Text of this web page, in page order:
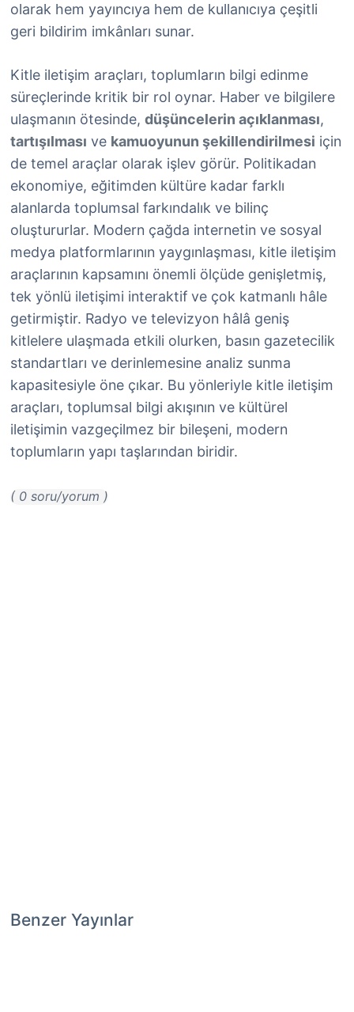
olarak hem yayıncıya hem de kullanıcıya çeşitli
geri bildirim imkânları sunar.
Kitle iletişim araçları, toplumların bilgi edinme
süreçlerinde kritik bir rol oynar. Haber ve bilgilere
ulaşmanın ötesinde, düşüncelerin açıklanması,
tartışılması ve kamuoyunun şekillendirilmesi için
de temel araçlar olarak işlev görür. Politikadan
ekonomiye, eğitimden kültüre kadar farklı
alanlarda toplumsal farkındalık ve bilinç
oluştururlar. Modern çağda internetin ve sosyal
medya platformlarının yaygınlaşması, kitle iletişim
araçlarının kapsamını önemli ölçüde genişletmiş,
tek yönlü iletişimi interaktif ve çok katmanlı hâle
getirmiştir. Radyo ve televizyon hâlâ geniş
kitlelere ulaşmada etkili olurken, basın gazetecilik
standartları ve derinlemesine analiz sunma
kapasitesiyle öne çıkar. Bu yönleriyle kitle iletişim
araçları, toplumsal bilgi akışının ve kültürel
iletişimin vazgeçilmez bir bileşeni, modern
toplumların yapı taşlarından biridir.
( 0 soru/yorum )
Benzer Yayınlar